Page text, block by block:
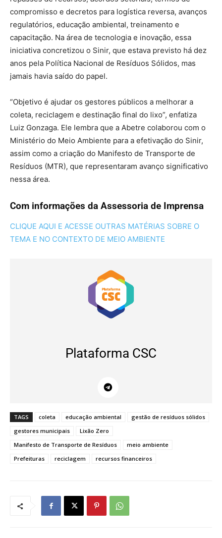
compromisso e decretos para logística reversa, avanços
regulatórios, educação ambiental, treinamento e
capacitação. Na área de tecnologia e inovação, essa
iniciativa concretizou o Sinir, que estava previsto há dez
anos pela Política Nacional de Resíduos Sólidos, mas
jamais havia saído do papel.
“Objetivo é ajudar os gestores públicos a melhorar a
coleta, reciclagem e destinação final do lixo”, enfatiza
Luiz Gonzaga. Ele lembra que a Abetre colaborou com o
Ministério do Meio Ambiente para a efetivação do Sinir,
assim como a criação do Manifesto de Transporte de
Resíduos (MTR), que representaram avanço significativo
nessa área.
Com informações da Assessoria de Imprensa
CLIQUE AQUI E ACESSE OUTRAS MATÉRIAS SOBRE O
TEMA E NO CONTEXTO DE MEIO AMBIENTE
Plataforma CSC
TAGS coleta educação ambiental
gestão de resíduos sólidos
gestores municipais
Lixão Zero
Manifesto de Transporte de Resíduos
meio ambiente
Prefeituras
reciclagem recursos financeiros